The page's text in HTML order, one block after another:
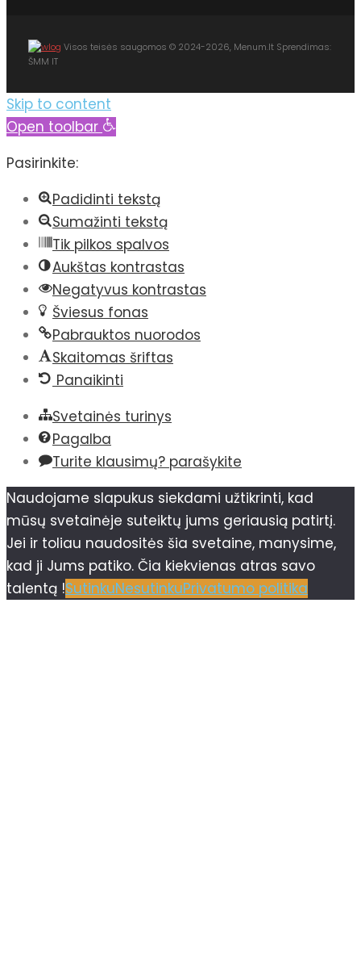
Visos teisės saugomos © 2024-2026, Menum.lt Sprendimas:
ŠMM IT
Skip to content
Open toolbar
Pasirinkite:
Padidinti tekstą
Sumažinti tekstą
Tik pilkos spalvos
Aukštas kontrastas
Negatyvus kontrastas
Šviesus fonas
Pabrauktos nuorodos
Skaitomas šriftas
Panaikinti
Svetainės turinys
Pagalba
Turite klausimų? parašykite
Naudojame slapukus siekdami užtikrinti, kad
mūsų svetainėje suteiktų jums geriausią patirtį.
Jei ir toliau naudositės šia svetaine, manysime,
kad ji Jums patiko. Čia kiekvienas atras savo
talentą !SutinkuNesutinkuPrivatumo politika